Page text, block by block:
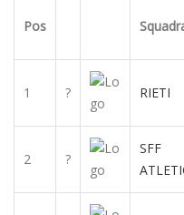
Pos
1 ? RIETI
2 ?
SFF